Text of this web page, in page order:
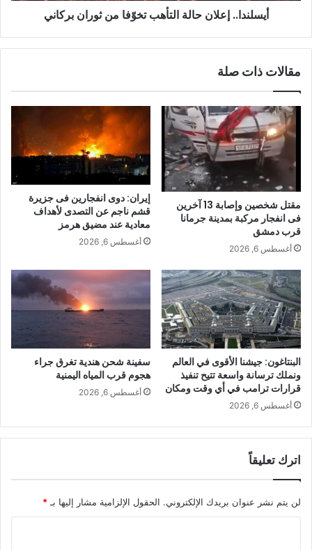
أيسلندا.. إعلان حالة التأهب تخوّفا من ثوران بركاني
مقالات ذات صلة
مقتل شخصين وإصابة 13 آخرين
فى انفجار مركبة بمدينة جرمانا
قرب دمشق
أغسطس 6, 2026
إيران: دوى انفجارين فى جزيرة
قشم ناجم عن التصدى لأهداف
معادية عند مضيق هرمز
أغسطس 6, 2026
البنتاغون: جيشنا الأقوى في العالم
ونملك ترسانة واسعة تتيح تنفيذ
قرارات ترامب في أي وقت ومكان
أغسطس 6, 2026
سفينة شحن هندية تغرق جراء
هجوم قرب المياه اليمنية
أغسطس 6, 2026
اترك تعليقاً
لن يتم نشر عنوان بريدك الإلكتروني. الحقول الإلزامية مشار إليها بـ *